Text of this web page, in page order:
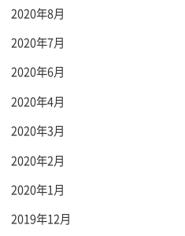
2020年8月
2020年7月
2020年6月
2020年4月
2020年3月
2020年2月
2020年1月
2019年12月